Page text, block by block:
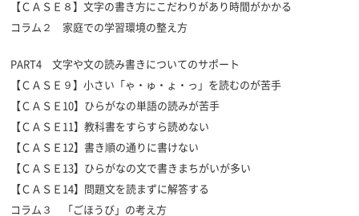
【ＣＡＳＥ８】文字の書き方にこだわりがあり時間がかかる
コラム２ 家庭での学習環境の整え方
PART4 文字や文の読み書きについてのサポート
【ＣＡＳＥ９】小さい「ゃ・ゅ・ょ・っ」を読むのが苦手
【ＣＡＳＥ10】ひらがなの単語の読みが苦手
【ＣＡＳＥ11】教科書をすらすら読めない
【ＣＡＳＥ12】書き順の通りに書けない
【ＣＡＳＥ13】ひらがなの文で書きまちがいが多い
【ＣＡＳＥ14】問題文を読まずに解答する
コラム３ 「ごほうび」の考え方